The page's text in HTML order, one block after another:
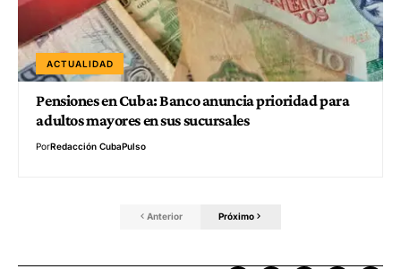
ACTUALIDAD
Pensiones en Cuba: Banco anuncia prioridad para
adultos mayores en sus sucursales
PorRedacción CubaPulso
Anterior Próximo